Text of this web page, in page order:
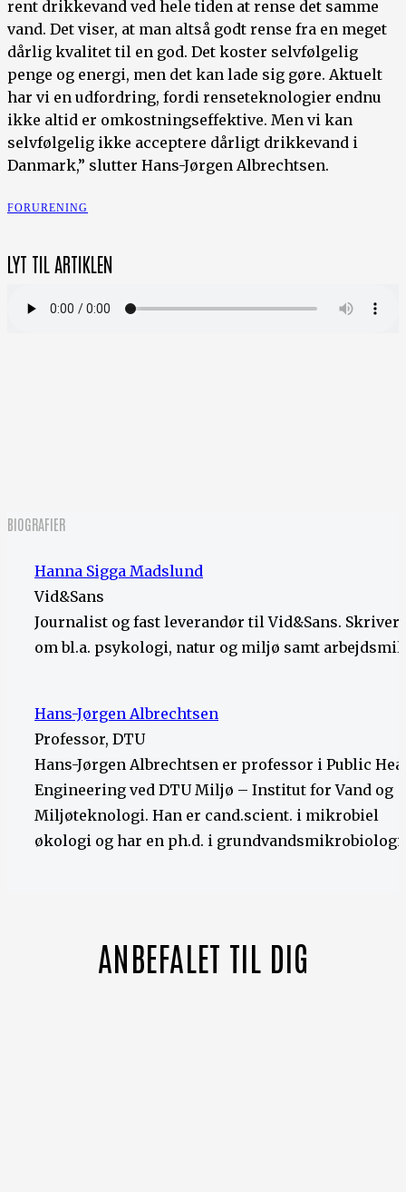
rent drikkevand ved hele tiden at rense det samme
vand. Det viser, at man altså godt rense fra en meget
dårlig kvalitet til en god. Det koster selvfølgelig
penge og energi, men det kan lade sig gøre. Aktuelt
har vi en udfordring, fordi renseteknologier endnu
ikke altid er omkostningseffektive. Men vi kan
selvfølgelig ikke acceptere dårligt drikkevand i
Danmark,” slutter Hans-Jørgen Albrechtsen.
FORURENING
LYT TIL ARTIKLEN
BIOGRAFIER
Hanna Sigga Madslund
Vid&Sans
Journalist og fast leverandør til Vid&Sans. Skriver
om bl.a. psykologi, natur og miljø samt
Hans-Jørgen Albrechtsen
Professor, DTU
Hans-Jørgen Albrechtsen er professor i Public
Engineering ved DTU Miljø – Institut for Vand og
Miljøteknologi. Han er cand.scient. i mikrobiel
økologi og har en ph.d. i grundvandsmikrobiologi.
ANBEFALET TIL DIG